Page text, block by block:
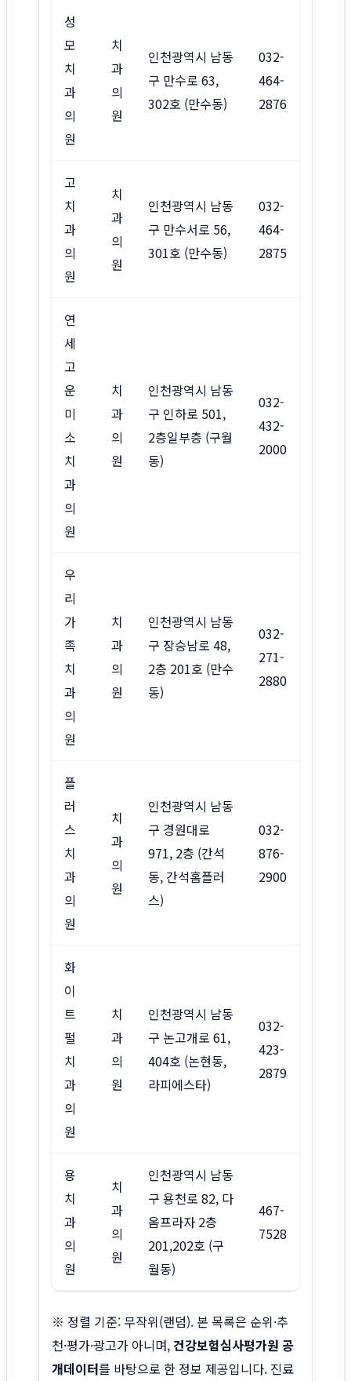
성
모
치
과
의
원
치
과
의
원
인천광역시 남동
구 만수로 63,
302호 (만수동)
032-
464-
2876
고
치
과
의
원
치
과
의
원
인천광역시 남동
구 만수서로 56,
301호 (만수동)
032-
464-
2875
연
세
고
운
미
소
치
과
의
원
치
과
의
원
인천광역시 남동
구 인하로 501,
2층일부층 (구월
동)
032-
432-
2000
우
리
가
족
치
과
의
원
치
과
의
원
인천광역시 남동
구 장승남로 48,
2층 201호 (만수
동)
032-
271-
2880
플
러
스
치
과
의
원
치
과
의
원
인천광역시 남동
구 경원대로
971, 2층 (간석
동, 간석홈플러
스)
032-
876-
2900
화
이
트
펄
치
과
의
원
치
과
의
원
인천광역시 남동
구 논고개로 61,
404호 (논현동,
라피에스타)
032-
423-
2879
용
치
과
의
원
치
과
의
원
인천광역시 남동
구 용천로 82, 다
옴프라자 2층
201,202호 (구
월동)
467-
7528
※ 정렬 기준: 무작위(랜덤). 본 목록은 순위·추
천·평가·광고가 아니며,건강보험심사평가원 공
개데이터를 바탕으로 한 정보 제공입니다. 진료